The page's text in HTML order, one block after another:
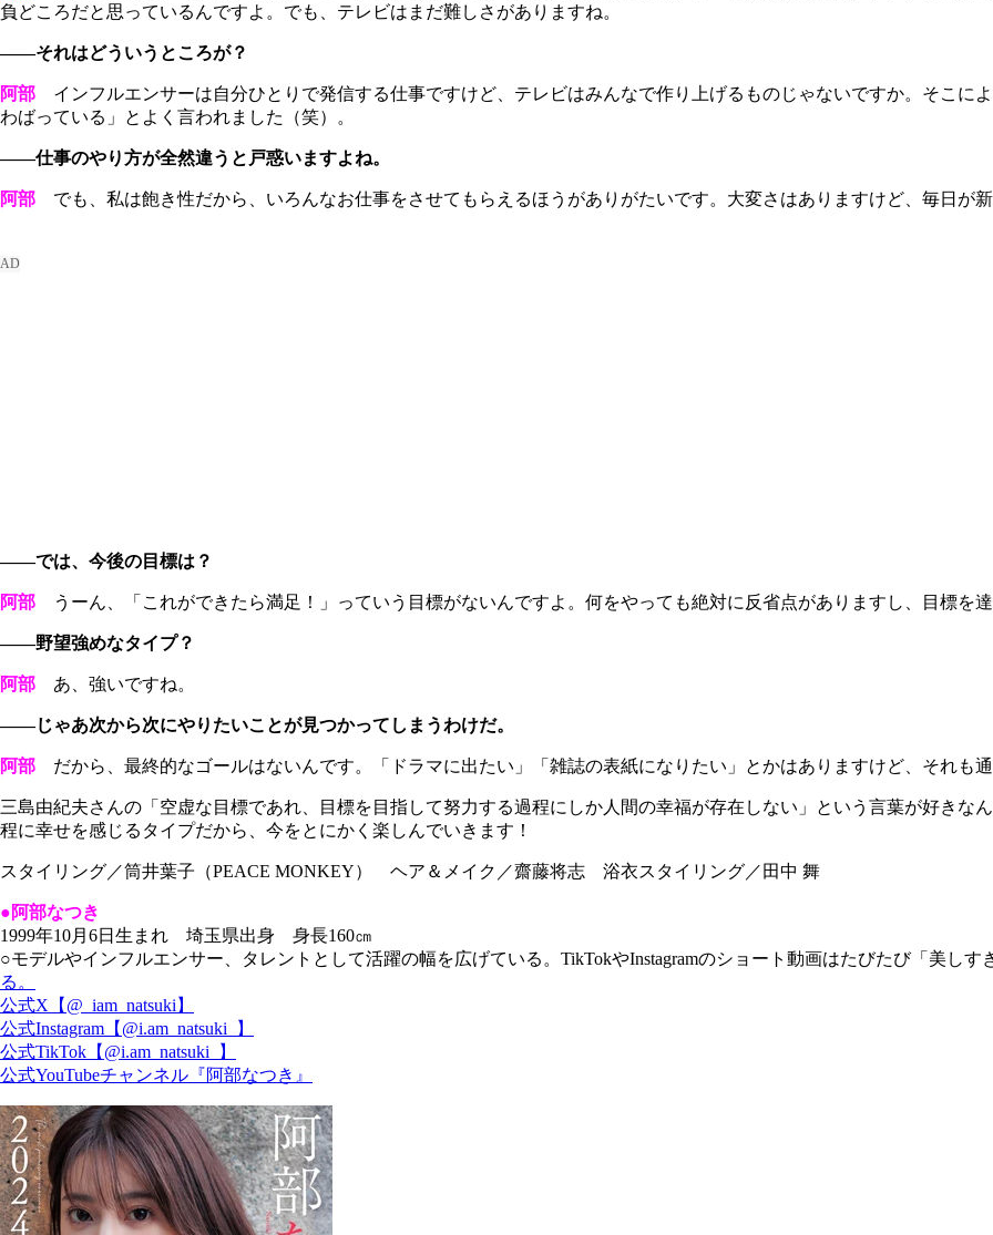
負どころだと思っているんですよ。でも、テレビはまだ難しさがありますね。
――それはどういうところが？
阿部 インフルエンサーは自分ひとりで発信する仕事ですけど、テレビはみんなで作り上げるものじゃないですか。そこに
わばっている」とよく言われました（笑）。
――仕事のやり方が全然違うと戸惑いますよね。
阿部 でも、私は飽き性だから、いろんなお仕事をさせてもらえるほうがありがたいです。大変さはありますけど、毎日が
――では、今後の目標は？
阿部 うーん、「これができたら満足！」っていう目標がないんですよ。何をやっても絶対に反省点がありますし、目標を
――野望強めなタイプ？
阿部 あ、強いですね。
――じゃあ次から次にやりたいことが見つかってしまうわけだ。
阿部 だから、最終的なゴールはないんです。「ドラマに出たい」「雑誌の表紙になりたい」とかはありますけど、それも
三島由紀夫さんの「空虚な目標であれ、目標を目指して努力する過程にしか人間の幸福が存在しない」という言葉が好きな
程に幸せを感じるタイプだから、今をとにかく楽しんでいきます！
スタイリング／筒井葉子（PEACE MONKEY） ヘア＆メイク／齋藤将志 浴衣スタイリング／田中 舞
●阿部なつき
1999年10月6日生まれ 埼玉県出身 身長160㎝
○モデルやインフルエンサー、タレントとして活躍の幅を広げている。TikTokやInstagramのショート動画はたびたび「美しす
る。
公式X【@_iam_natsuki】
公式Instagram【@i.am_natsuki_】
公式TikTok【@i.am_natsuki_】
公式YouTubeチャンネル『阿部なつき』